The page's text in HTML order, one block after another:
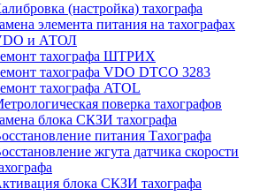
(настройка) тахографа
элемента питания на тахографах
и АТОЛ
тахографа ШТРИХ
тахографа VDO DTCO 3283
тахографа ATOL
поверка тахографов
блока СКЗИ тахографа
питания Тахографа
жгута датчика скорости
блока СКЗИ тахографа